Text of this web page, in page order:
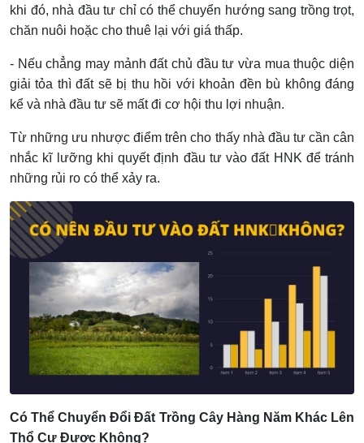
khi đó, nhà đầu tư chỉ có thể chuyển hướng sang trồng trọt,
chăn nuôi hoặc cho thuê lại với giá thấp.
- Nếu chẳng may mảnh đất chủ đầu tư vừa mua thuộc diện
giải tỏa thì đất sẽ bị thu hồi với khoản đền bù không đáng
kể và nhà đầu tư sẽ mất đi cơ hội thu lợi nhuận.
Từ những ưu nhược điểm trên cho thấy nhà đầu tư cần cân
nhắc kĩ lưỡng khi quyết định đầu tư vào đất HNK để tránh
những rủi ro có thể xảy ra.
Có Thể Chuyển Đổi Đất Trồng Cây Hàng Năm Khác Lên
Thổ Cư Được Không?